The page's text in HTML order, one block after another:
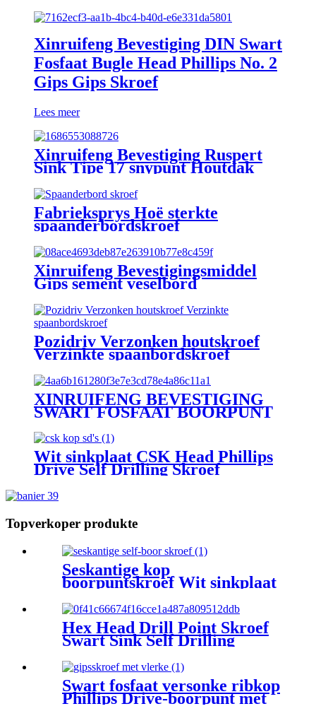
Xinruifeng Bevestiging DIN Swart
Fosfaat Bugle Head Phillips No. 2
Gips Gips Skroef
Lees meer
Xinruifeng Bevestiging Ruspert
Sink Tipe 17 snypunt Houtdak
seskantige wasserkop
Selfboorskroewe
Fabrieksprys Hoë sterkte
spaanderbordskroef
Xinruifeng Bevestigingsmiddel
Gips sement veselbord
dakbedekking seskantflenskop
Selfboorskroewe met vlerke
Pozidriv Verzonken houtskroef
Verzinkte spaanbordskroef
XINRUIFENG BEVESTIGING
SWART FOSFAAT BOORPUNT
Wit sinkplaat CSK Head Phillips
Drive Self Drilling Skroef
Topverkoper produkte
Seskantige kop
boorpuntskroef Wit sinkplaat
selfboorskroewe
Hex Head Drill Point Skroef
Swart Sink Self Drilling
Swart fosfaat versonke ribkop
Phillips Drive-boorpunt met